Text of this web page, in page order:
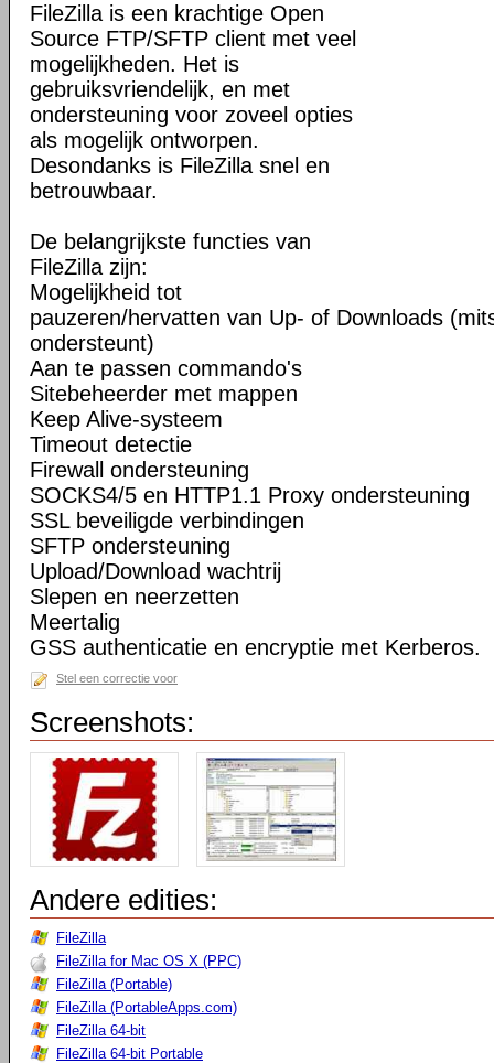
FileZilla is een krachtige Open
Source FTP/SFTP client met veel
mogelijkheden. Het is
gebruiksvriendelijk, en met
ondersteuning voor zoveel opties
als mogelijk ontworpen.
Desondanks is FileZilla snel en
betrouwbaar.
De belangrijkste functies van
FileZilla zijn:
Mogelijkheid tot
pauzeren/hervatten van Up- of Downloads
ondersteunt)
Aan te passen commando's
Sitebeheerder met mappen
Keep Alive-systeem
Timeout detectie
Firewall ondersteuning
SOCKS4/5 en HTTP1.1 Proxy ondersteuning
SSL beveiligde verbindingen
SFTP ondersteuning
Upload/Download wachtrij
Slepen en neerzetten
Meertalig
GSS authenticatie en encryptie met Kerberos.
Stel een correctie voor
Screenshots:
Andere edities:
FileZilla
FileZilla for Mac OS X (PPC)
FileZilla (Portable)
FileZilla (PortableApps.com)
FileZilla 64-bit
FileZilla 64-bit Portable